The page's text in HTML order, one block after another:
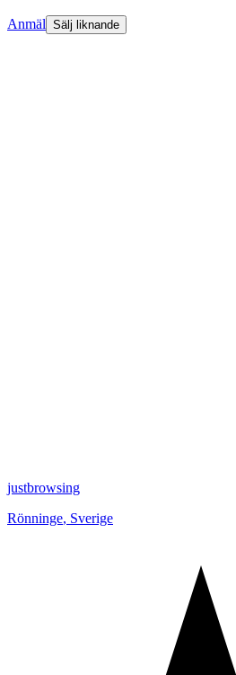
Anmäl Sälj liknande
justbrowsing
Rönninge, Sverige